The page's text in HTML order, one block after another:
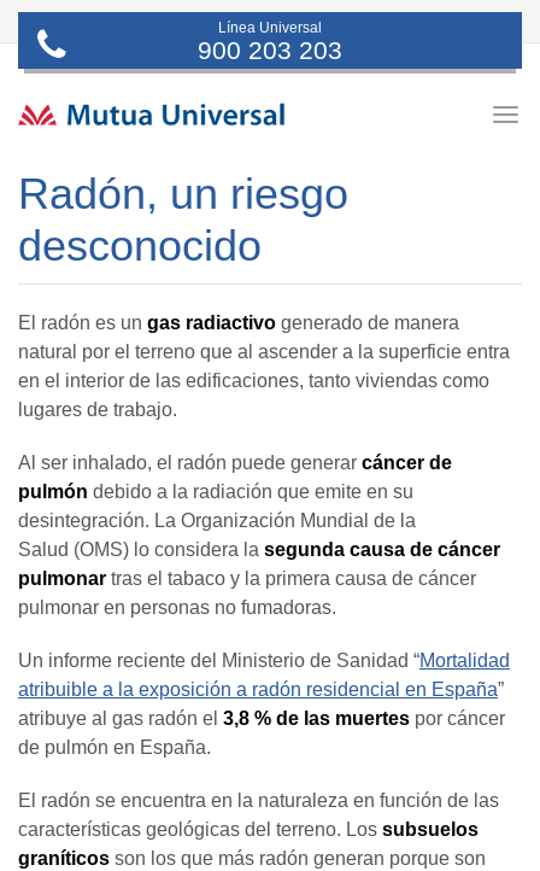
Línea Universal
900 203 203
Radón, un riesgo
desconocido
El radón es un gas radiactivo generado de manera
natural por el terreno que al ascender a la superficie entra
en el interior de las edificaciones, tanto viviendas como
lugares de trabajo.
Al ser inhalado, el radón puede generar cáncer de
pulmón debido a la radiación que emite en su
desintegración. La Organización Mundial de la
Salud (OMS) lo considera la segunda causa de cáncer
pulmonar tras el tabaco y la primera causa de cáncer
pulmonar en personas no fumadoras.
Un informe reciente del Ministerio de Sanidad “Mortalidad
atribuible a la exposición a radón residencial en España”
atribuye al gas radón el 3,8 % de las muertes por cáncer
de pulmón en España.
El radón se encuentra en la naturaleza en función de las
características geológicas del terreno. Los subsuelos
graníticos son los que más radón generan porque son